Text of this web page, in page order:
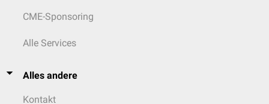
CME-Sponsoring
Alle Services
Alles andere
Kontakt